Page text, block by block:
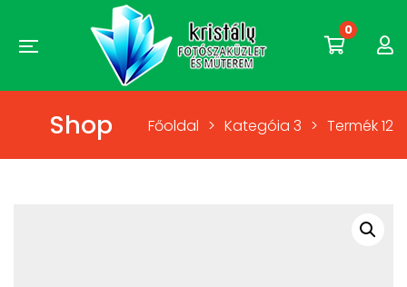
0
Shop Főoldal > Kategóia 3 > Termék 12